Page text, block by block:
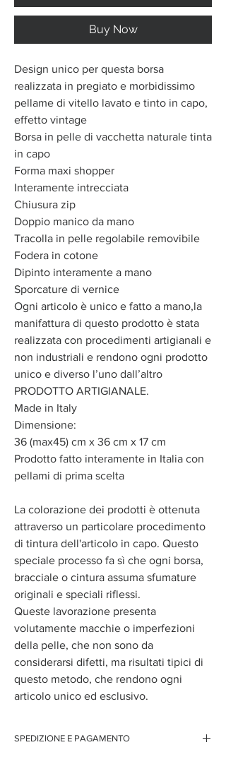
Buy Now
Design unico per questa borsa
realizzata in pregiato e morbidissimo
pellame di vitello lavato e tinto in capo,
effetto vintage
Borsa in pelle di vacchetta naturale tinta
in capo
Forma maxi shopper
Interamente intrecciata
Chiusura zip
Doppio manico da mano
Tracolla in pelle regolabile removibile
Fodera in cotone
Dipinto interamente a mano
Sporcature di vernice
Ogni articolo è unico e fatto a mano,la
manifattura di questo prodotto è stata
realizzata con procedimenti artigianali e
non industriali e rendono ogni prodotto
unico e diverso l’uno dall’altro
PRODOTTO ARTIGIANALE.
Made in Italy
Dimensione:
36 (max45) cm x 36 cm x 17 cm
Prodotto fatto interamente in Italia con
pellami di prima scelta
La colorazione dei prodotti è ottenuta
attraverso un particolare procedimento
di tintura dell'articolo in capo. Questo
speciale processo fa sì che ogni borsa,
bracciale o cintura assuma sfumature
originali e speciali riflessi.
Queste lavorazione presenta
volutamente macchie o imperfezioni
della pelle, che non sono da
considerarsi difetti, ma risultati tipici di
questo metodo, che rendono ogni
articolo unico ed esclusivo.
SPEDIZIONE E PAGAMENTO